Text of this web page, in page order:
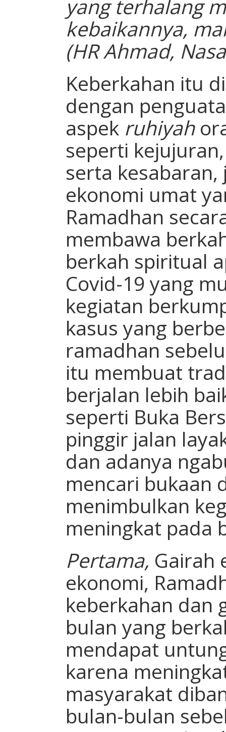
yang terhalang
kebaikannya,
(HR Ahmad,
Keberkahan itu
dengan
aspek ruhiyah
seperti
serta
ekonomi umat
Ramadhan
membawa
berkah spiritual
Covid-19 yang
kegiatan
kasus yang
ramadhan
itu membuat
berjalan lebih
seperti Buka
pinggir jalan
dan adanya
mencari bukaan
menimbulkan
meningkat pada
Pertama, Gairah
ekonomi,
keberkahan dan
bulan yang
mendapat
karena
masyarakat
bulan-bulan